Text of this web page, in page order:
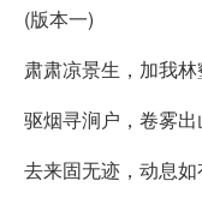
(版本一)
肃肃凉景生，加我林
驱烟寻涧户，卷雾出
去来固无迹，动息如